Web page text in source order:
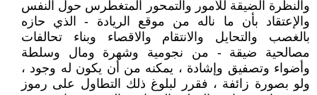
والنظرة الضيقة للأمور والتمحور المتغطرس حول النفس
والإعتقاد بأن ما ناله من موقع الريادة - الذي حازه
بالغصب والتحايل والانتقام والاقصاء وبناء تحالفات
مصالحية ضيقة - من نجومية وشهرة ومال وسلطة
وأضواء وتصفيق وإشادة ، يمكنه من أن يكون له وجود ،
ولو بصورة زائفة ، فقرر لبلوغ ذلك التطاول على رموز